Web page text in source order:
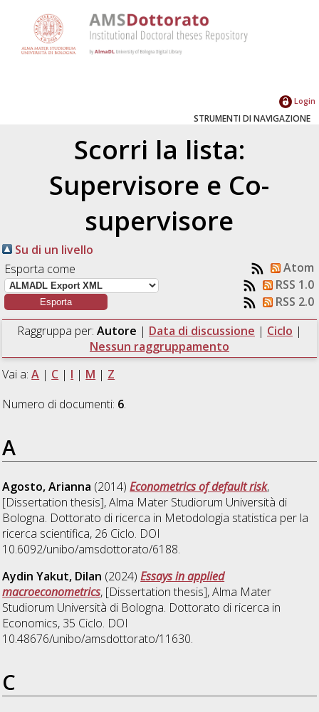
Login
STRUMENTI DI NAVIGAZIONE
Scorri la lista:
Supervisore e Co-
supervisore
Su di un livello
Esporta come
Atom
RSS 1.0
RSS 2.0
Raggruppa per: Autore | Data di discussione | Ciclo |
Nessun raggruppamento
Vai a:A | C | I | M | Z
Numero di documenti: 6.
A
Agosto, Arianna (2014)Econometrics of default risk,
[Dissertation thesis], Alma Mater Studiorum Università di
Bologna. Dottorato di ricerca in Metodologia statistica per la
ricerca scientifica, 26 Ciclo. DOI
10.6092/unibo/amsdottorato/6188.
Aydin Yakut, Dilan (2024)Essays in applied
macroeconometrics, [Dissertation thesis], Alma Mater
Studiorum Università di Bologna. Dottorato di ricerca in
Economics, 35 Ciclo. DOI
10.48676/unibo/amsdottorato/11630.
C